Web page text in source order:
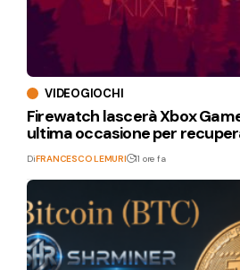
VIDEOGIOCHI
Firewatch lascerà Xbox
ultima occasione per
DiFRANCESCO LEMURI 11 ore fa